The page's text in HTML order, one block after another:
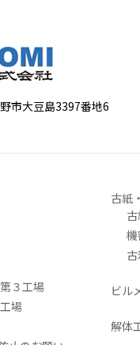
市大豆島3397番地6
３工場
場
古紙
ビル
解体